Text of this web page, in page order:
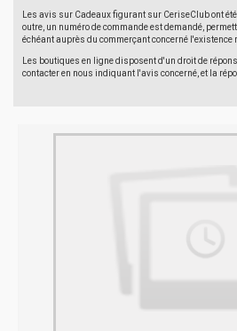
Les avis sur Cadeaux figurant sur CeriseClub ont
outre, un numéro de commande est demandé,
échéant auprès du commerçant concerné l'existence
Les boutiques en ligne disposent d'un droit de
contacter en nous indiquant l'avis concerné, et la